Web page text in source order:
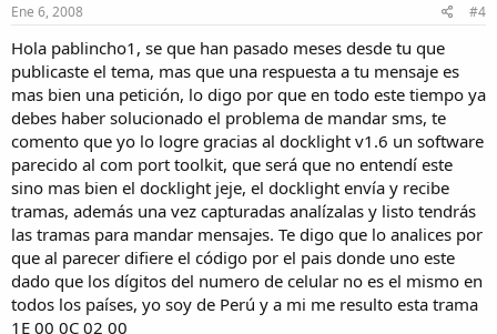
Ene 6, 2008 #4
Hola pablincho1, se que han pasado meses desde tu que
publicaste el tema, mas que una respuesta a tu mensaje es
mas bien una petición, lo digo por que en todo este tiempo ya
debes haber solucionado el problema de mandar sms, te
comento que yo lo logre gracias al docklight v1.6 un software
parecido al com port toolkit, que será que no entendí este
sino mas bien el docklight jeje, el docklight envía y recibe
tramas, además una vez capturadas analízalas y listo tendrás
las tramas para mandar mensajes. Te digo que lo analices por
que al parecer difiere el código por el pais donde uno este
dado que los dígitos del numero de celular no es el mismo en
todos los países, yo soy de Perú y a mi me resulto esta trama
1E 00 0C 02 00